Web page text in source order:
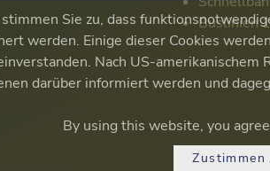
Buslinien
Sie zu, dass
werden. Einige dieser Cookies
Nach US-
darüber informiert werden und
By using this website, you
Zustimmen